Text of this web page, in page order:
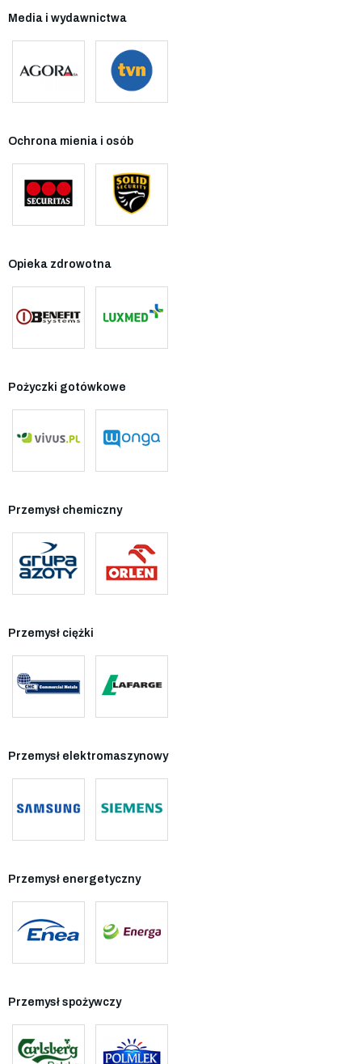
Media i wydawnictwa
Ochrona mienia i osób
Opieka zdrowotna
Pożyczki gotówkowe
Przemysł chemiczny
Przemysł ciężki
Przemysł elektromaszynowy
Przemysł energetyczny
Przemysł spożywczy